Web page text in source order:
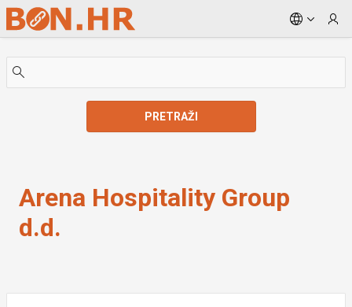
Skip to Main Content
PRETRAŽI
Arena Hospitality Group
d.d.